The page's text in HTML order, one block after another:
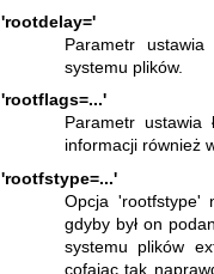
'rootdelay='
Parametr
systemu plików.
'rootflags=...'
Parametr ustawia
informacji również
'rootfstype=...'
Opcja 'rootfstype'
gdyby był on
systemu plików
cofając tak